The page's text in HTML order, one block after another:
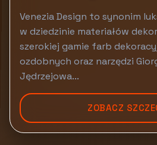
Venezia Design to synonim
w dziedzinie materiałów
szerokiej gamie farb
ozdobnych oraz narzędzi
Jędrzejowa...
ZOBACZ